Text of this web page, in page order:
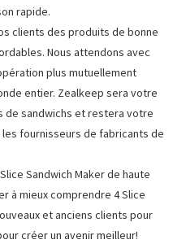
rapide.
clients des produits de bonne
Nous attendons avec
plus mutuellement
entier. Zealkeep sera votre
de sandwichs et restera votre
fournisseurs de fabricants de
Sandwich Maker de haute
à mieux comprendre 4 Slice
et anciens clients pour
créer un avenir meilleur!